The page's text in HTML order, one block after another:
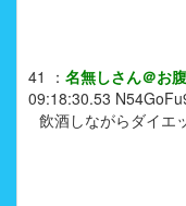
41 ： 名無しさん＠お
09:18:30.53
飲酒しながらダイエ